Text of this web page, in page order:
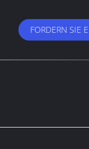
FORDERN SIE